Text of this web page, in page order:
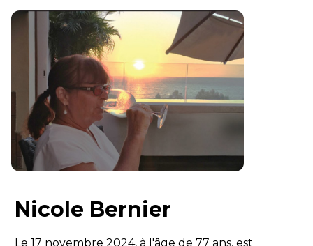
Nicole Bernier
Le 17 novembre 2024, à l'âge de 77 ans, est